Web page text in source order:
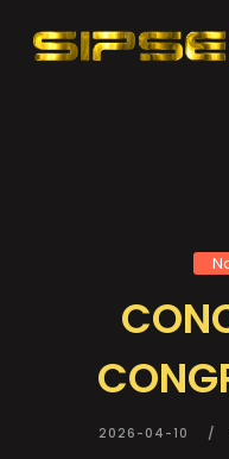
2026-04-10